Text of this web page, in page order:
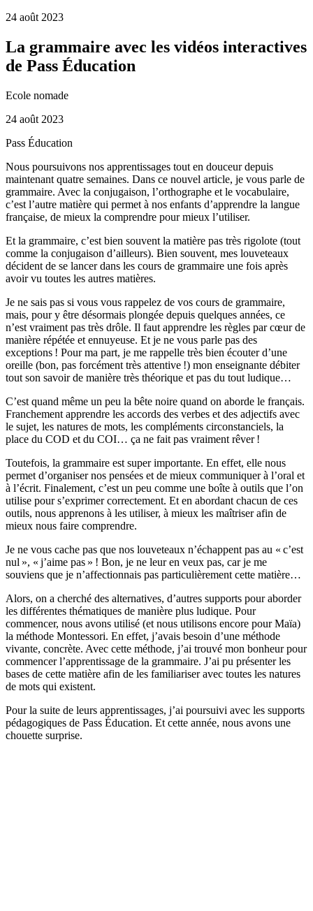
24 août 2023
La grammaire avec les vidéos interactives
de Pass Éducation
Ecole nomade
24 août 2023
Pass Éducation
Nous poursuivons nos apprentissages tout en douceur depuis
maintenant quatre semaines. Dans ce nouvel article, je vous parle de
grammaire. Avec la conjugaison, l’orthographe et le vocabulaire,
c’est l’autre matière qui permet à nos enfants d’apprendre la langue
française, de mieux la comprendre pour mieux l’utiliser.
Et la grammaire, c’est bien souvent la matière pas très rigolote (tout
comme la conjugaison d’ailleurs). Bien souvent, mes louveteaux
décident de se lancer dans les cours de grammaire une fois après
avoir vu toutes les autres matières.
Je ne sais pas si vous vous rappelez de vos cours de grammaire,
mais, pour y être désormais plongée depuis quelques années, ce
n’est vraiment pas très drôle. Il faut apprendre les règles par cœur de
manière répétée et ennuyeuse. Et je ne vous parle pas des
exceptions ! Pour ma part, je me rappelle très bien écouter d’une
oreille (bon, pas forcément très attentive !) mon enseignante débiter
tout son savoir de manière très théorique et pas du tout ludique…
C’est quand même un peu la bête noire quand on aborde le français.
Franchement apprendre les accords des verbes et des adjectifs avec
le sujet, les natures de mots, les compléments circonstanciels, la
place du COD et du COI… ça ne fait pas vraiment rêver !
Toutefois, la grammaire est super importante. En effet, elle nous
permet d’organiser nos pensées et de mieux communiquer à l’oral et
à l’écrit. Finalement, c’est un peu comme une boîte à outils que l’on
utilise pour s’exprimer correctement. Et en abordant chacun de ces
outils, nous apprenons à les utiliser, à mieux les maîtriser afin de
mieux nous faire comprendre.
Je ne vous cache pas que nos louveteaux n’échappent pas au « c’est
nul », « j’aime pas » ! Bon, je ne leur en veux pas, car je me
souviens que je n’affectionnais pas particulièrement cette matière…
Alors, on a cherché des alternatives, d’autres supports pour aborder
les différentes thématiques de manière plus ludique. Pour
commencer, nous avons utilisé (et nous utilisons encore pour Maïa)
la méthode Montessori. En effet, j’avais besoin d’une méthode
vivante, concrète. Avec cette méthode, j’ai trouvé mon bonheur pour
commencer l’apprentissage de la grammaire. J’ai pu présenter les
bases de cette matière afin de les familiariser avec toutes les natures
de mots qui existent.
Pour la suite de leurs apprentissages, j’ai poursuivi avec les supports
pédagogiques de Pass Éducation. Et cette année, nous avons une
chouette surprise.